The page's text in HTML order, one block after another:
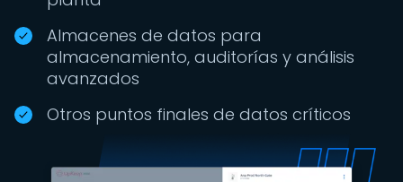
Almacenes de datos para
almacenamiento, auditorías y análisis
avanzados
Otros puntos finales de datos críticos